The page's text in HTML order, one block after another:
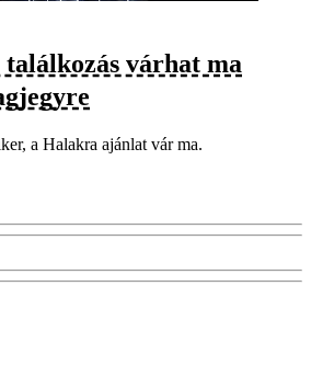
várhat ma
a Halakra ajánlat vár ma.